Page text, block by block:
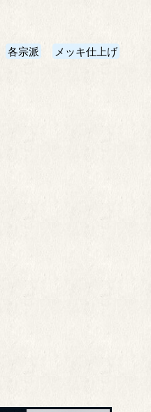
各宗派 メッキ仕上げ